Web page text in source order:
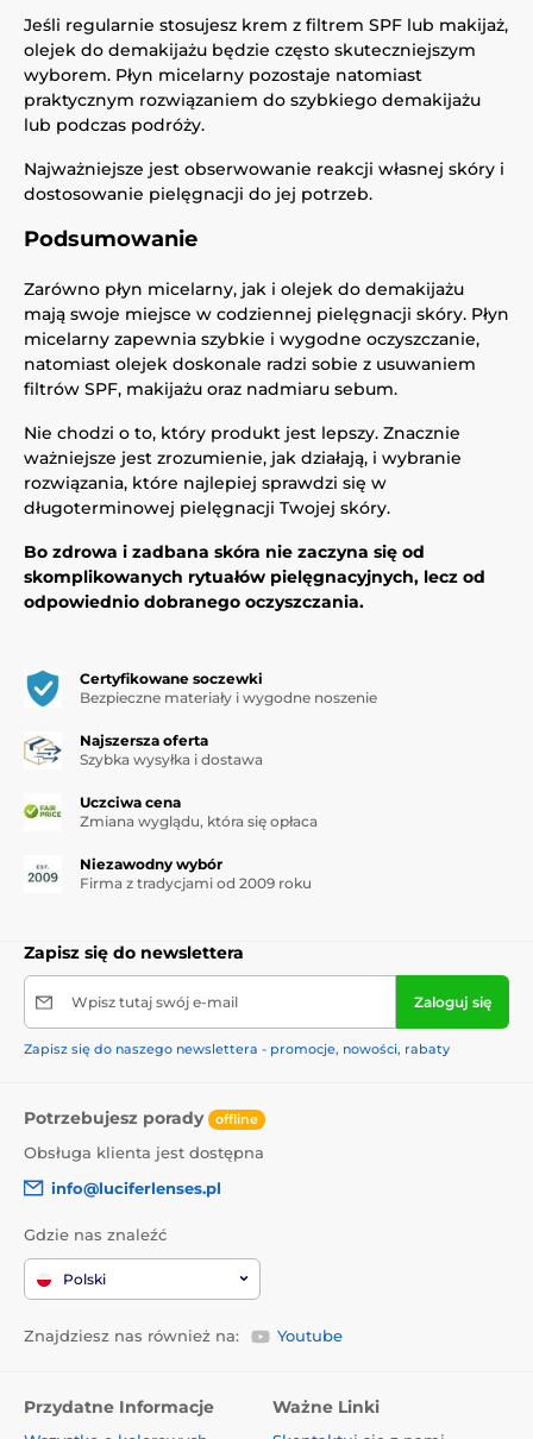
Jeśli regularnie stosujesz krem z filtrem SPF lub makijaż,
olejek do demakijażu będzie często skuteczniejszym
wyborem. Płyn micelarny pozostaje natomiast
praktycznym rozwiązaniem do szybkiego demakijażu
lub podczas podróży.
Najważniejsze jest obserwowanie reakcji własnej skóry i
dostosowanie pielęgnacji do jej potrzeb.
Podsumowanie
Zarówno płyn micelarny, jak i olejek do demakijażu
mają swoje miejsce w codziennej pielęgnacji skóry. Płyn
micelarny zapewnia szybkie i wygodne oczyszczanie,
natomiast olejek doskonale radzi sobie z usuwaniem
filtrów SPF, makijażu oraz nadmiaru sebum.
Nie chodzi o to, który produkt jest lepszy. Znacznie
ważniejsze jest zrozumienie, jak działają, i wybranie
rozwiązania, które najlepiej sprawdzi się w
długoterminowej pielęgnacji Twojej skóry.
Bo zdrowa i zadbana skóra nie zaczyna się od
skomplikowanych rytuałów pielęgnacyjnych, lecz od
odpowiednio dobranego oczyszczania.
Certyfikowane soczewki
Bezpieczne materiały i wygodne noszenie
Najszersza oferta
Szybka wysyłka i dostawa
Uczciwa cena
Zmiana wyglądu, która się opłaca
Niezawodny wybór
Firma z tradycjami od 2009 roku
Zapisz się do newslettera
Wpisz tutaj swój e-mail Zaloguj się
Zapisz się do naszego newslettera - promocje, nowości, rabaty
Potrzebujesz porady offline
Obsługa klienta jest dostępna
info@luciferlenses.pl
Gdzie nas znaleźć
Polski
Znajdziesz nas również na: Youtube
Przydatne Informacje Ważne Linki